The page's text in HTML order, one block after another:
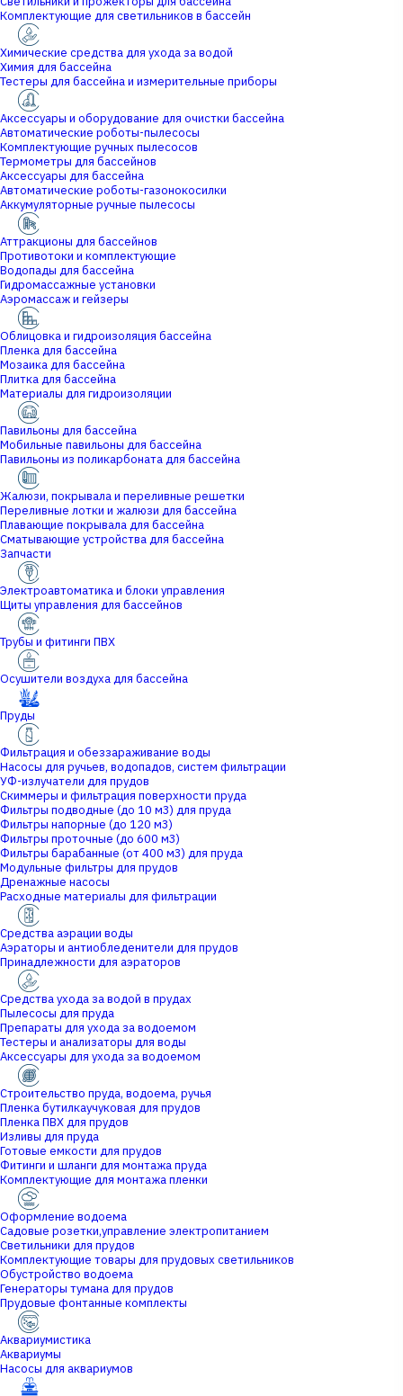
Комплектующие для светильников в бассейн
Химические средства для ухода за водой
Химия для бассейна
Тестеры для бассейна и измерительные приборы
Аксессуары и оборудование для очистки бассейна
Автоматические роботы-пылесосы
Комплектующие ручных пылесосов
Термометры для бассейнов
Аксессуары для бассейна
Автоматические роботы-газонокосилки
Аккумуляторные ручные пылесосы
Аттракционы для бассейнов
Противотоки и комплектующие
Водопады для бассейна
Гидромассажные установки
Аэромассаж и гейзеры
Облицовка и гидроизоляция бассейна
Пленка для бассейна
Мозаика для бассейна
Плитка для бассейна
Материалы для гидроизоляции
Павильоны для бассейна
Мобильные павильоны для бассейна
Павильоны из поликарбоната для бассейна
Жалюзи, покрывала и переливные решетки
Переливные лотки и жалюзи для бассейна
Плавающие покрывала для бассейна
Сматывающие устройства для бассейна
Запчасти
Электроавтоматика и блоки управления
Щиты управления для бассейнов
Трубы и фитинги ПВХ
Осушители воздуха для бассейна
Пруды
Фильтрация и обеззараживание воды
Насосы для ручьев, водопадов, систем фильтрации
УФ-излучатели для прудов
Скиммеры и фильтрация поверхности пруда
Фильтры подводные (до 10 м3) для пруда
Фильтры напорные (до 120 м3)
Фильтры проточные (до 600 м3)
Фильтры барабанные (от 400 м3) для пруда
Модульные фильтры для прудов
Дренажные насосы
Расходные материалы для фильтрации
Средства аэрации воды
Аэраторы и антиобледенители для прудов
Принадлежности для аэраторов
Средства ухода за водой в прудах
Пылесосы для пруда
Препараты для ухода за водоемом
Тестеры и анализаторы для воды
Аксессуары для ухода за водоемом
Строительство пруда, водоема, ручья
Пленка бутилкаучуковая для прудов
Пленка ПВХ для прудов
Изливы для пруда
Готовые емкости для прудов
Фитинги и шланги для монтажа пруда
Комплектующие для монтажа пленки
Оформление водоема
Садовые розетки,управление электропитанием
Светильники для прудов
Комплектующие товары для прудовых светильников
Обустройство водоема
Генераторы тумана для прудов
Прудовые фонтанные комплекты
Аквариумистика
Аквариумы
Насосы для аквариумов